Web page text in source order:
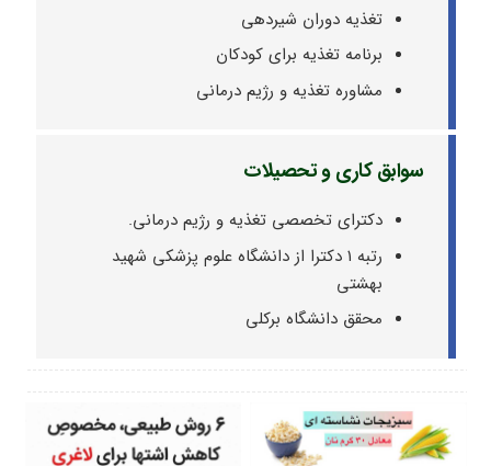
تغذیه دوران شیردهی
برنامه تغذیه برای کودکان
مشاوره تغذیه و رژیم درمانی
سوابق کاری و تحصیلات
دکترای تخصصی تغذیه و رژیم درمانی.
رتبه ۱ دکترا از دانشگاه علوم پزشکی شهید
بهشتی
محقق دانشگاه برکلی